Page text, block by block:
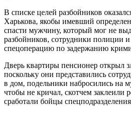
В списке целей разбойников
Харькова, якобы имевший
спасти мужчину, который мог не
разбойников, сотрудники полиции
спецоперацию по задержанию
Дверь квартиры пенсионер открыл
поскольку они представились
в дом, подельники набросились на
чтобы не кричал, скотчем заклеили
сработали бойцы